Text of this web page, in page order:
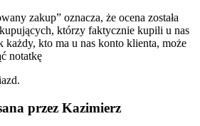
zakup” oznacza, że ​​ocena została
którzy faktycznie kupili u nas
każdy, kto ma u nas konto klienta, może
notatkę
przez Kazimierz